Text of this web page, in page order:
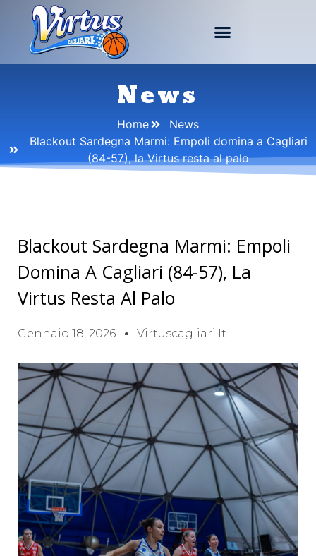
News
Home
News
Blackout Sardegna Marmi: Empoli domina a Cagliari
(84-57), la Virtus resta al palo
Blackout Sardegna Marmi: Empoli
Domina A Cagliari (84-57), La
Virtus Resta Al Palo
Gennaio 18, 2026 Virtuscagliari.it